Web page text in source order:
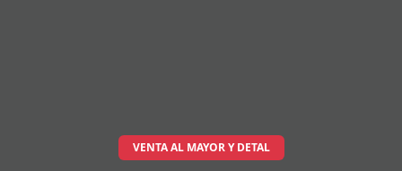
VENTA AL MAYOR Y DETAL